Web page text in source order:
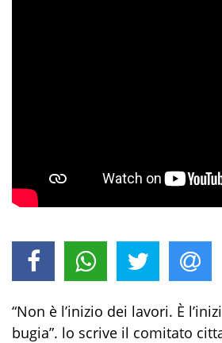
“Non è l’inizio dei lavori. È
bugia”. lo scrive il comitato